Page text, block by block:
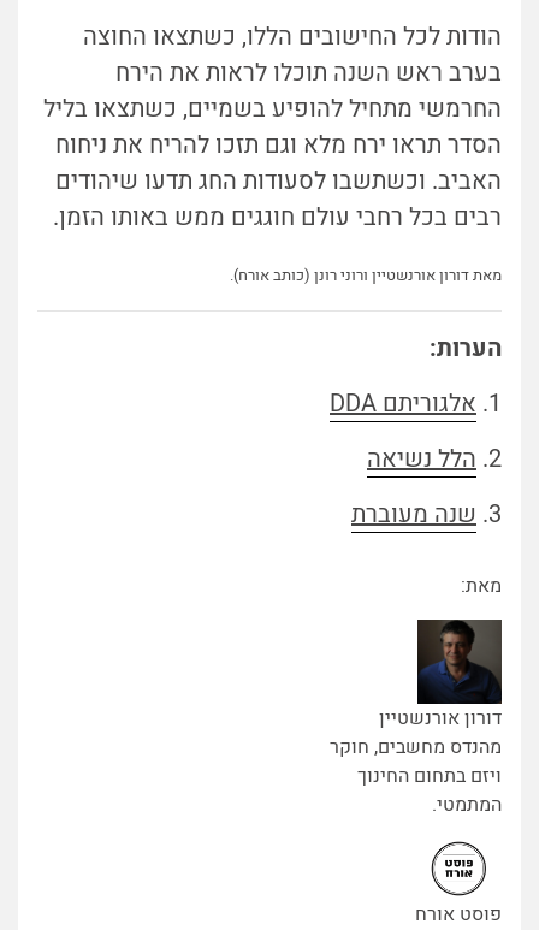
הודות לכל החישובים הללו, כשתצאו החוצה
בערב ראש השנה תוכלו לראות את הירח
החרמשי מתחיל להופיע בשמיים, כשתצאו בליל
הסדר תראו ירח מלא וגם תזכו להריח את ניחוח
האביב. וכשתשבו לסעודות החג תדעו שיהודים
רבים בכל רחבי עולם חוגגים ממש באותו הזמן.
מאת דורון אורנשטיין ורוני רונן (כותב אורח).
הערות:
1. אלגוריתם DDA
2. הלל נשיאה
3. שנה מעוברת
מאת:
דורון אורנשטיין
מהנדס מחשבים, חוקר
ויזם בתחום החינוך
המתמטי.
פוסט אורח